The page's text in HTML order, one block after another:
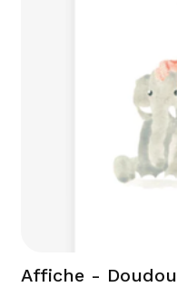
Affiche - Doudou